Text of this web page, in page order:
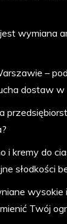
wymiana
–
dostaw w
i kremy do
słodkości
Twój